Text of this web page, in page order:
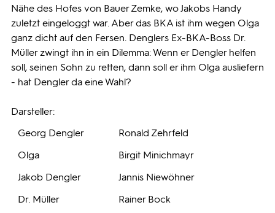
Nähe des Hofes von Bauer Zemke, wo Jakobs Handy
zuletzt eingeloggt war. Aber das BKA ist ihm wegen Olga
ganz dicht auf den Fersen. Denglers Ex-BKA-Boss Dr.
Müller zwingt ihn in ein Dilemma: Wenn er Dengler helfen
soll, seinen Sohn zu retten, dann soll er ihm Olga ausliefern
- hat Dengler da eine Wahl?
Darsteller:
Georg Dengler
Ronald Zehrfeld
Olga
Birgit Minichmayr
Jakob Dengler
Jannis Niewöhner
Dr. Müller
Rainer Bock